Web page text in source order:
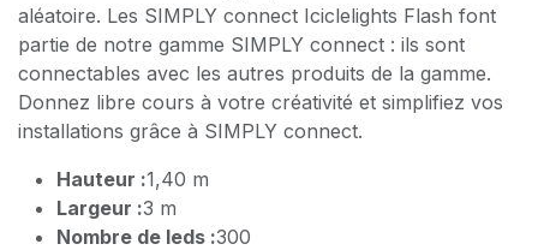
aléatoire. Les SIMPLY connect Iciclelights Flash font
partie de notre gamme SIMPLY connect : ils sont
connectables avec les autres produits de la gamme.
Donnez libre cours à votre créativité et simplifiez vos
installations grâce à SIMPLY connect.
Hauteur :1,40 m
Largeur :3 m
Nombre de leds :300